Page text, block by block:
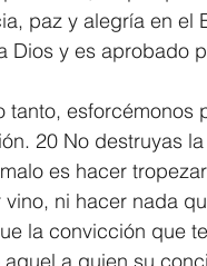
paz y alegría en el
Dios y es aprobado
tanto,
20 No destruyas
es hacer
vino, ni hacer nada
la convicción que